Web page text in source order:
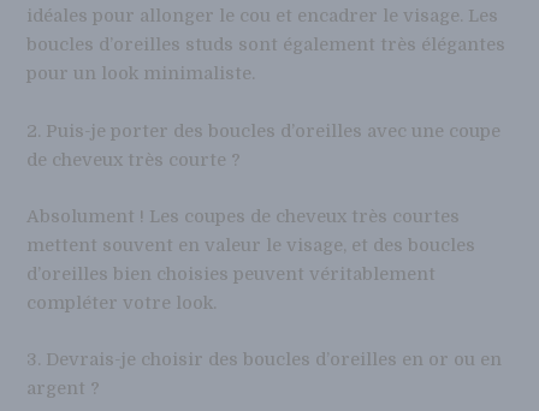
idéales pour allonger le cou et encadrer le visage. Les
boucles d’oreilles studs sont également très élégantes
pour un look minimaliste.
2. Puis-je porter des boucles d’oreilles avec une coupe
de cheveux très courte ?
Absolument ! Les coupes de cheveux très courtes
mettent souvent en valeur le visage, et des boucles
d’oreilles bien choisies peuvent véritablement
compléter votre look.
3. Devrais-je choisir des boucles d’oreilles en or ou en
argent ?